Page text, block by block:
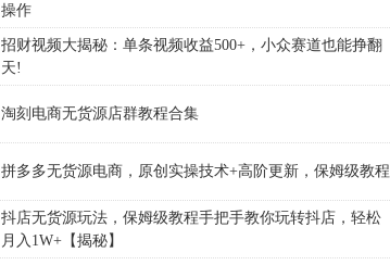
操作
招财视频大揭秘：单条视频收益500+，小众赛道也能挣翻
天!
淘刻电商无货源店群教程合集
拼多多无货源电商，原创实操技术+高阶更新，保姆级教程
抖店无货源玩法，保姆级教程手把手教你玩转抖店，轻松
月入1W+【揭秘】